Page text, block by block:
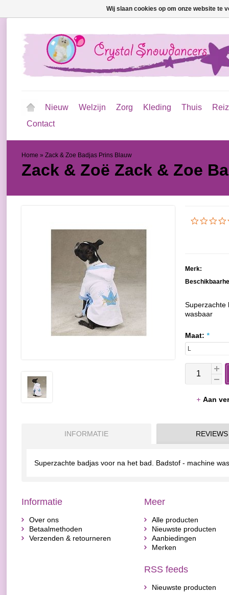
Nieuw Welzijn Zorg Kleding Thuis
Contact
Home » Zack & Zoe Badjas Prins Blauw
Zack & Zoë Zack & Zoe
Merk:
Superzachte
wasbaar
Maat: *
Aan
INFORMATIE REVIEWS
Superzachte badjas voor na het bad. Badstof - machine
Informatie
Over ons
Betaalmethoden
Verzenden & retourneren
Meer
Alle producten
Nieuwste producten
Aanbiedingen
Merken
RSS feeds
Nieuwste producten
Wij slaan cookies op om onze website te